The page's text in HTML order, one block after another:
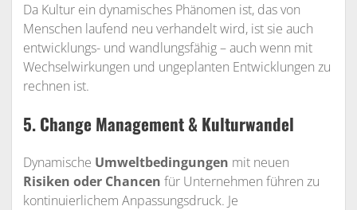
Da Kultur ein dynamisches Phänomen ist, das von
Menschen laufend neu verhandelt wird, ist sie auch
entwicklungs- und wandlungsfähig – auch wenn mit
Wechselwirkungen und ungeplanten Entwicklungen zu
rechnen ist.
5. Change Management & Kulturwandel
Dynamische Umweltbedingungen mit neuen
Risiken oder Chancen für Unternehmen führen zu
kontinuierlichem Anpassungsdruck. Je